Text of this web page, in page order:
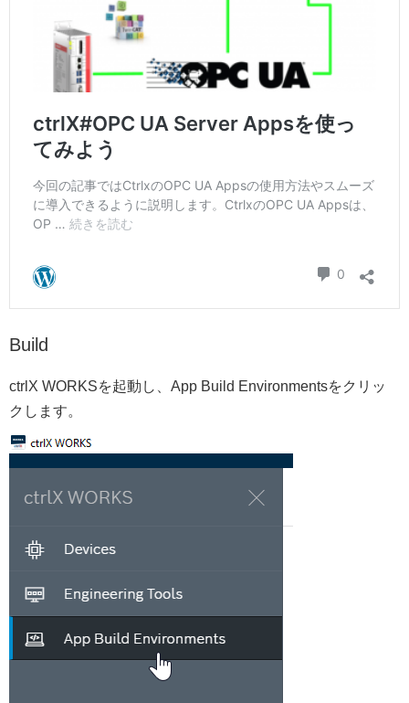
Build
ctrlX WORKSを起動し、App Build Environmentsをクリッ
クします。